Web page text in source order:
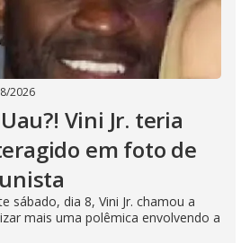
2026
Vini Jr. teria
em foto de
sábado, dia 8, Vini Jr. chamou a
mais uma polêmica envolvendo a